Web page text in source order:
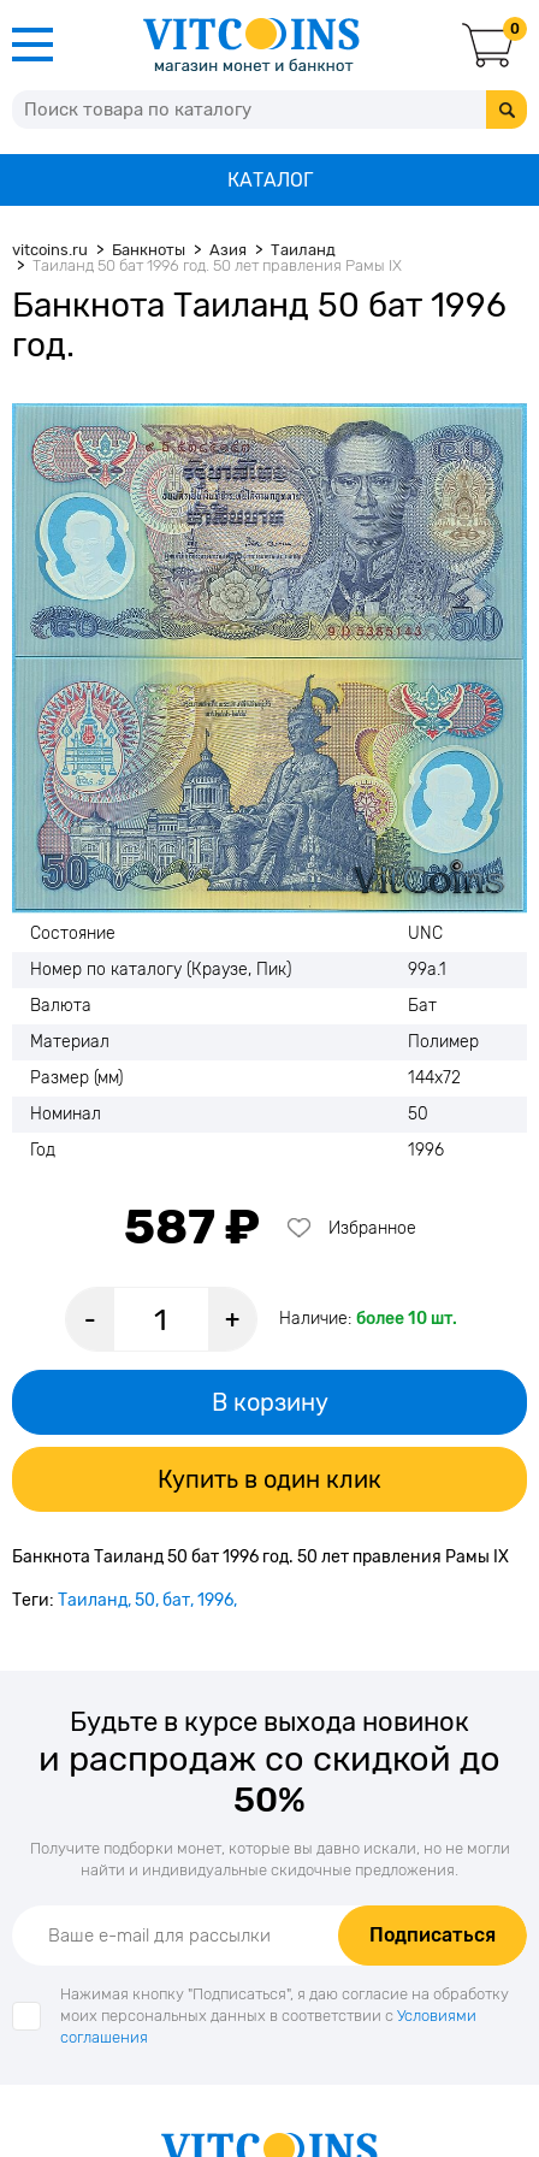
0
КАТАЛОГ
vitcoins.ru Банкноты Азия
Таиланд
Таиланд 50 бат 1996 год. 50 лет правления Рамы IX
Банкнота Таиланд 50 бат 1996
год.
Состояние
UNC
Номер по каталогу (Краузе, Пик)
99а.1
Валюта
Бат
Материал
Полимер
Размер (мм)
144х72
Номинал
50
Год
1996
587 ₽ Избранное
- + Наличие: более 10 шт.
В корзину
Купить в один клик
Банкнота Таиланд 50 бат 1996 год. 50 лет правления Рамы IX
Теги: Таиланд 50 бат 1996
Будьте в курсе выхода новинок
и распродаж со скидкой до
50%
Получите подборки монет, которые вы давно искали, но не могли
найти и индивидуальные скидочные предложения.
Подписаться
Нажимая кнопку "Подписаться", я даю согласие на обработку
моих персональных данных в соответствии с Условиями
соглашения